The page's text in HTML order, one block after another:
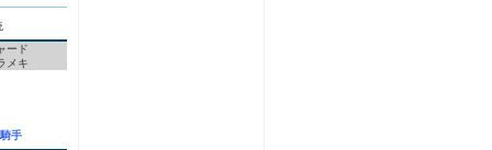
ード
メキ
騎手